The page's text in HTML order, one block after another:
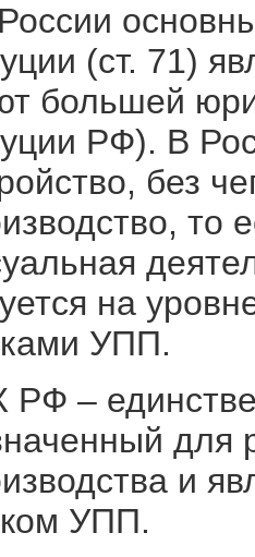
(ст. 71)
большей
РФ). В
без
то
на
УПП.
РФ –
для
и
УПП.